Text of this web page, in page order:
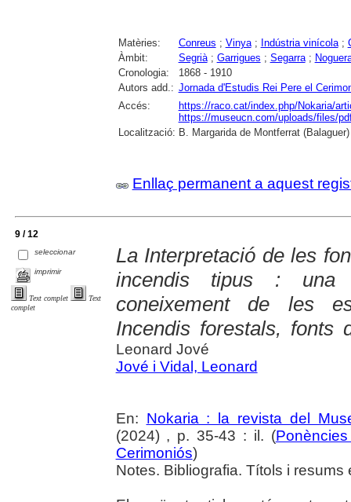
Matèries: Conreus ; Vinya; Indústria vinícola;
Àmbit:
Segrià; Garrigues ; Segarra;
Cronologia:
1868 - 1910
Autors add.: Jornada d'Estudis Rei Pere el
Accés:
https://raco.cat/index.php/Nokaria/
https://museucn.com/uploads/files/
Localització: B. Margarida de Montferrat (Balaguer)
Enllaç permanent a aquest
9 / 12
seleccionar
imprimir
Text complet
Text
complet
La Interpretació de les
incendis tipus : una
coneixement de les
Incendis forestals, fonts
Leonard Jové
Jové i Vidal, Leonard
En: Nokaria : la revista del
(2024) , p. 35-43 : il. (
Cerimoniós)
Notes. Bibliografia. Títols i resums